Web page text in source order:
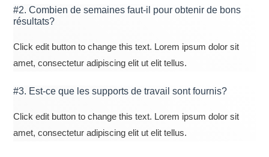
#2. Combien de semaines faut-il pour obtenir de bons
résultats?
Click edit button to change this text. Lorem ipsum dolor sit
amet, consectetur adipiscing elit ut elit tellus.
#3. Est-ce que les supports de travail sont fournis?
Click edit button to change this text. Lorem ipsum dolor sit
amet, consectetur adipiscing elit ut elit tellus.